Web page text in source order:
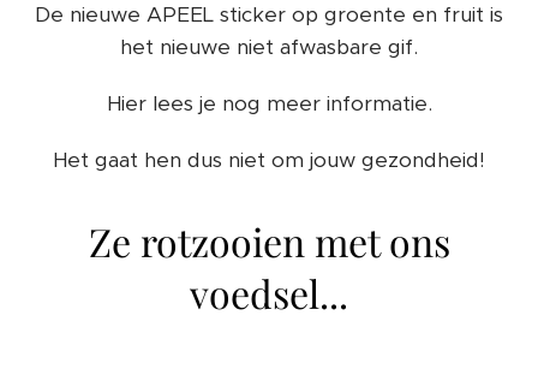
De nieuwe APEEL sticker op groente en fruit is
het nieuwe niet afwasbare gif.
Hier lees je nog meer informatie.
Het gaat hen dus niet om jouw gezondheid!
Ze rotzooien met ons
voedsel...